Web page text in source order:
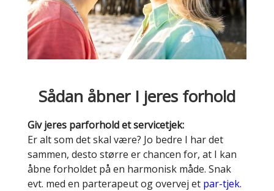
Sådan åbner I jeres forhold
Giv jeres parforhold et servicetjek:
Er alt som det skal være? Jo bedre I har det
sammen, desto større er chancen for, at I kan
åbne forholdet på en harmonisk måde. Snak
evt. med en parterapeut og overvej et par-tjek.